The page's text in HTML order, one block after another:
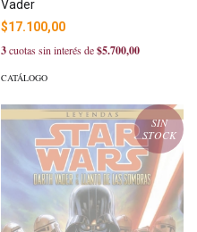
Vader
$17.100,00
3cuotas sin interés de$5.700,00
CATÁLOGO
SIN
STOCK